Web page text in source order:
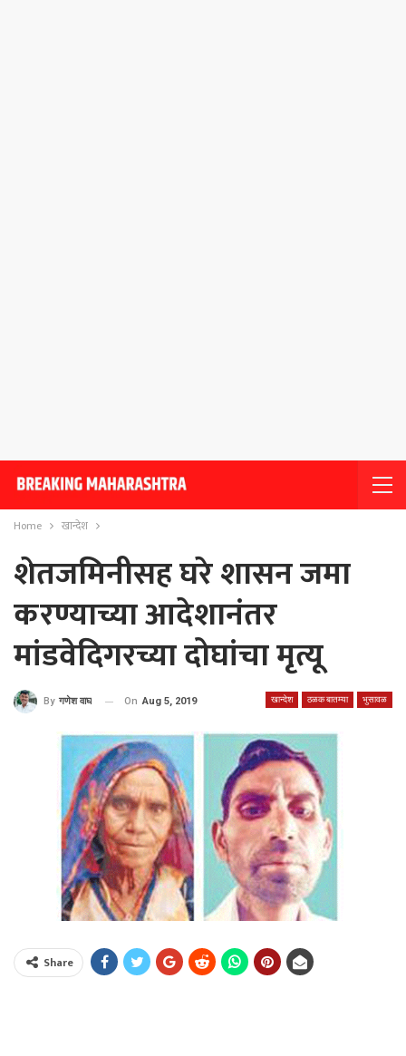
Home खान्देश
शेतजमिनीसह घरे शासन जमा
करण्याच्या आदेशानंतर
मांडवेदिगरच्या दोघांचा मृत्यू
खान्देश ठळक बातम्या भुसावळ
By गणेश वाघ On Aug 5, 2019
Share